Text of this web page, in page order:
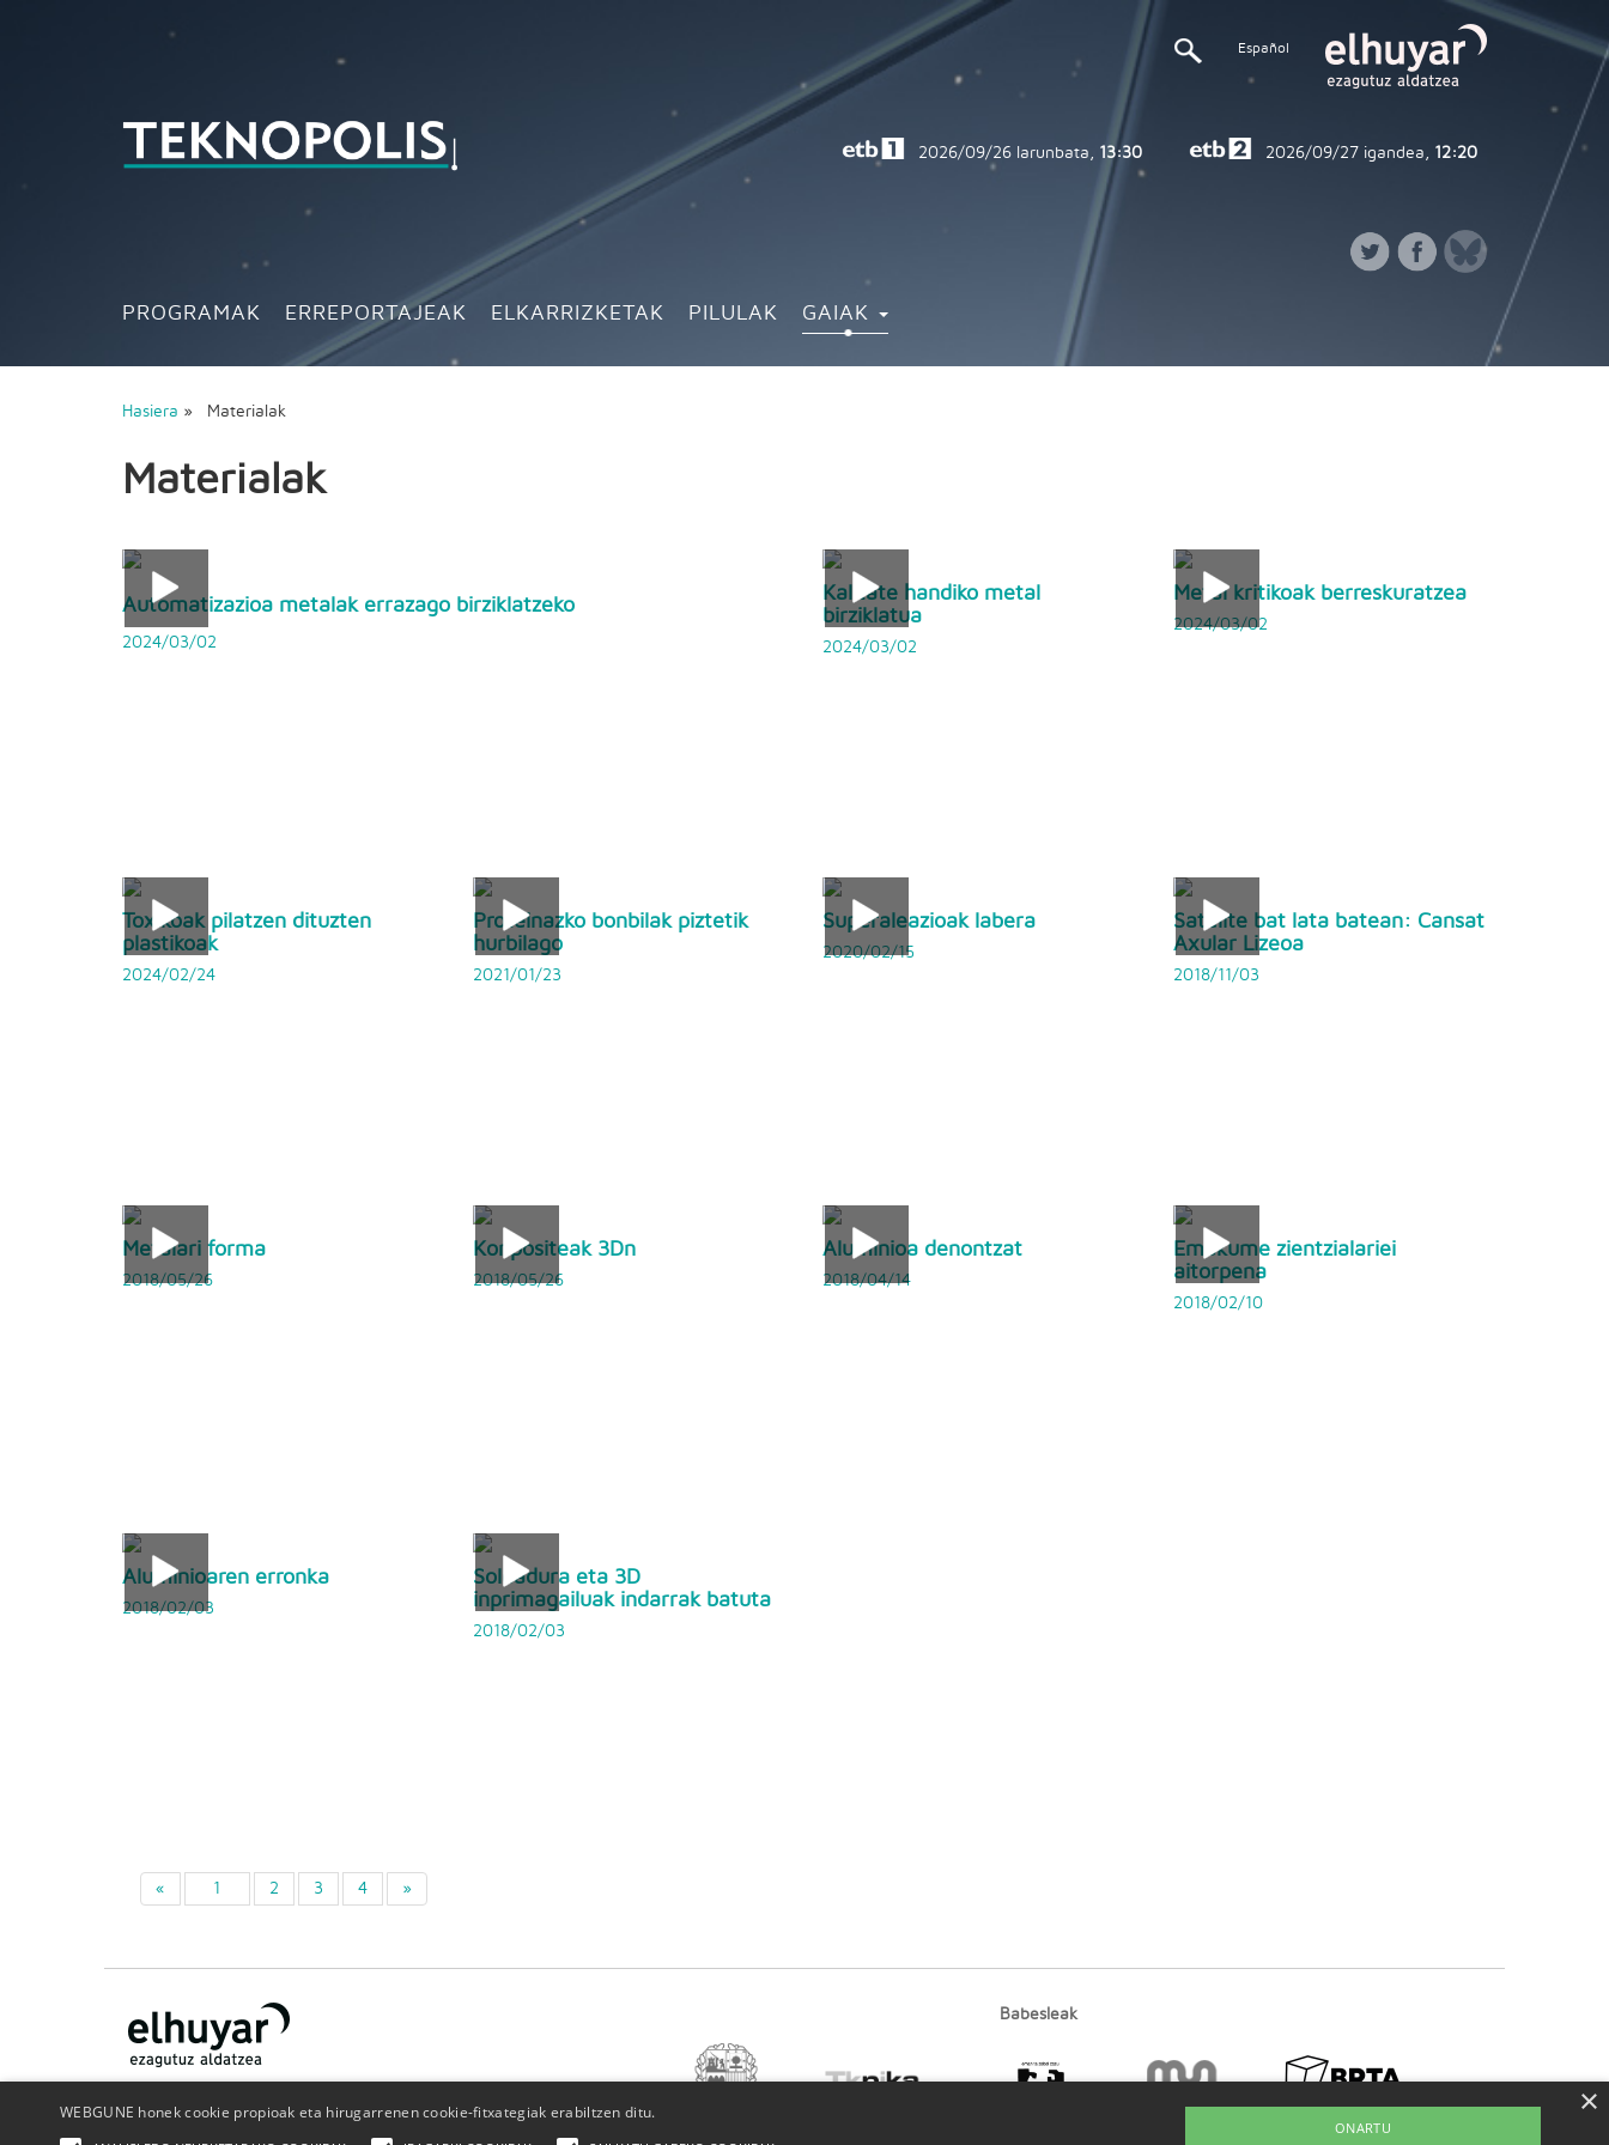
Español
PROGRAMAK ERREPORTAJEAK ELKARRIZKETAK PILULAK GAIAK
2026/09/26 larunbata, 13:30 2026/09/27 igandea, 12:20
Hasiera » Materialak
Materialak
Automatizazioa metalak errazago birziklatzeko
2024/03/02
Kalitate handiko metal
birziklatua
2024/03/02
Metal kritikoak berreskuratzea
2024/03/02
Toxikoak pilatzen dituzten
plastikoak
2024/02/24
Proteinazko bonbilak piztetik
hurbilago
2021/01/23
Superaleazioak labera
2020/02/15
Satelite bat lata batean: Cansat
Axular Lizeoa
2018/11/03
Metalari forma
2018/05/26
Konpositeak 3Dn
2018/05/26
Aluminioa denontzat
2018/04/14
Emakume zientzialariei
aitorpena
2018/02/10
Aluminioaren erronka
2018/02/03
Soldadura eta 3D
inprimagailuak indarrak batuta
2018/02/03
« 1 2 3 4 »
Babesleak
WEBGUNE honek cookie propioak eta hirugarrenen cookie-fitxategiak erabiltzen ditu.
ONARTU
×